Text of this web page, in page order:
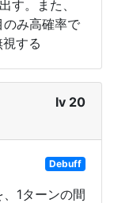
す。また、
のみ高確率で
する
lv 20
Debuff
1ターンの間